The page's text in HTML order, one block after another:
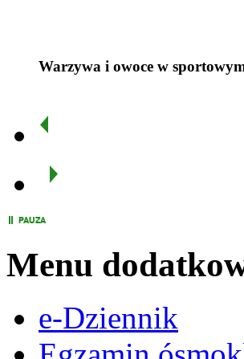
Warzywa i owoce w
Menu
e-Dziennik